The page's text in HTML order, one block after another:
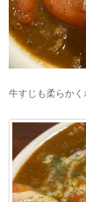
牛すじも柔らか